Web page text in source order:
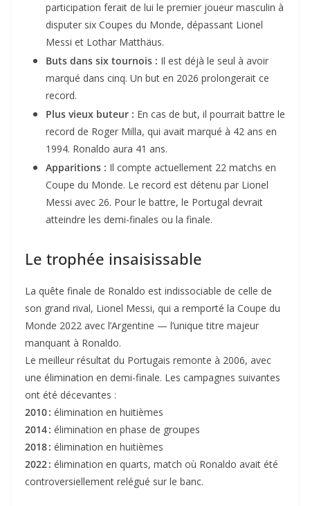
participation ferait de lui le premier joueur masculin à
disputer six Coupes du Monde, dépassant Lionel
Messi et Lothar Matthäus.
Buts dans six tournois : Il est déjà le seul à avoir
marqué dans cinq. Un but en 2026 prolongerait ce
record.
Plus vieux buteur : En cas de but, il pourrait battre le
record de Roger Milla, qui avait marqué à 42 ans en
1994. Ronaldo aura 41 ans.
Apparitions : Il compte actuellement 22 matchs en
Coupe du Monde. Le record est détenu par Lionel
Messi avec 26. Pour le battre, le Portugal devrait
atteindre les demi-finales ou la finale.
Le trophée insaisissable
La quête finale de Ronaldo est indissociable de celle de
son grand rival, Lionel Messi, qui a remporté la Coupe du
Monde 2022 avec l’Argentine — l’unique titre majeur
manquant à Ronaldo.
Le meilleur résultat du Portugais remonte à 2006, avec
une élimination en demi-finale. Les campagnes suivantes
ont été décevantes :
2010 : élimination en huitièmes
2014 : élimination en phase de groupes
2018 : élimination en huitièmes
2022 : élimination en quarts, match où Ronaldo avait été
controversiellement relégué sur le banc.